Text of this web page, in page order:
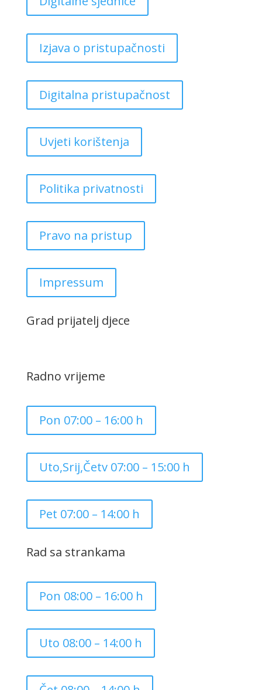
Izjava o pristupačnosti
Digitalna pristupačnost
Uvjeti korištenja
Politika privatnosti
Pravo na pristup
Impressum
Grad prijatelj djece
Radno vrijeme
Pon 07:00 – 16:00 h
Uto,Srij,Četv 07:00 – 15:00 h
Pet 07:00 – 14:00 h
Rad sa strankama
Pon 08:00 – 16:00 h
Uto 08:00 – 14:00 h